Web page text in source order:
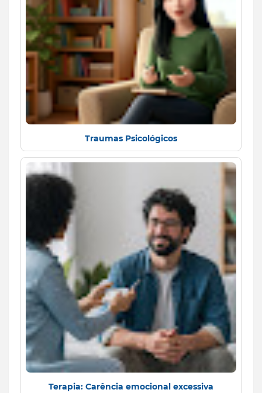
Traumas Psicológicos
Terapia: Carência emocional excessiva